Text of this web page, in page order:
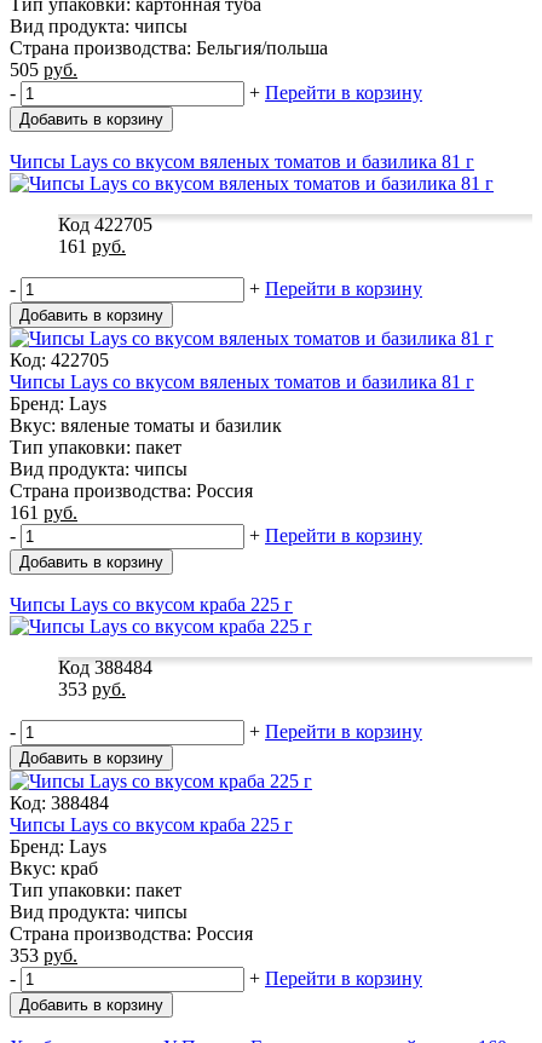
Вид продукта: чипсы
Страна производства: Бельгия/польша
505 руб.
-
+ Перейти в корзину
Добавить в корзину
Чипсы Lays со вкусом вяленых томатов и базилика 81 г
Код 422705
161 руб.
- + Перейти в корзину
Добавить в корзину
Код: 422705
Чипсы Lays со вкусом вяленых томатов и базилика 81 г
Бренд: Lays
Вкус: вяленые томаты и базилик
Тип упаковки: пакет
Вид продукта: чипсы
Страна производства: Россия
161 руб.
-
+ Перейти в корзину
Добавить в корзину
Чипсы Lays со вкусом краба 225 г
Код 388484
353 руб.
- + Перейти в корзину
Добавить в корзину
Код: 388484
Чипсы Lays со вкусом краба 225 г
Бренд: Lays
Вкус: краб
Тип упаковки: пакет
Вид продукта: чипсы
Страна производства: Россия
353 руб.
-
+ Перейти в корзину
Добавить в корзину